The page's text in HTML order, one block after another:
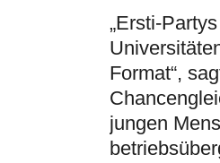
„Ersti-
Format“,
jungen